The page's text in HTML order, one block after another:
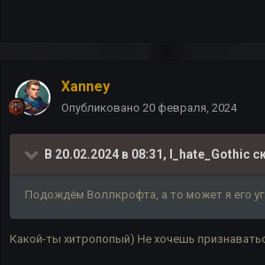
Xanney
Опубликовано 20 февраля, 2024
В 20.02.2024 в 08:31, I_hate_Gothic
Подождём Воллкрофта, а то может я его
Какой-ты хитропопый) Не хочешь